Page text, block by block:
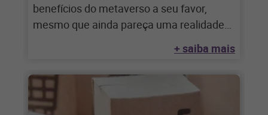
benefícios do metaverso a seu favor,
mesmo que ainda pareça uma realidade
+ saiba mais